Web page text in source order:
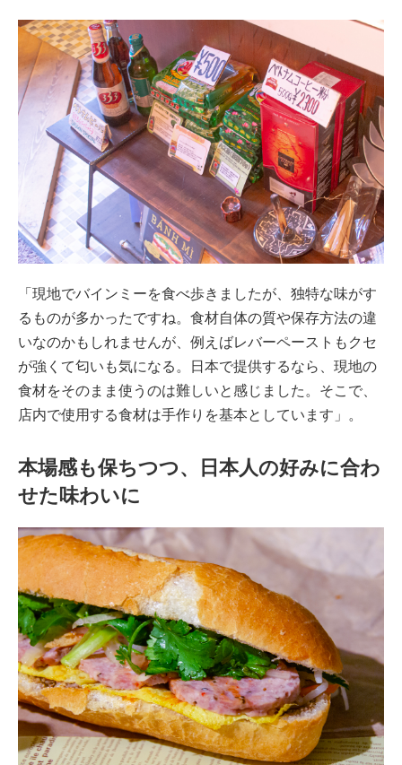
「現地でバインミーを食べ歩きましたが、独特な味がす
るものが多かったですね。食材自体の質や保存方法の違
いなのかもしれませんが、例えばレバーペーストもクセ
が強くて匂いも気になる。日本で提供するなら、現地の
食材をそのまま使うのは難しいと感じました。そこで、
店内で使用する食材は手作りを基本としています」。
本場感も保ちつつ、日本人の好みに合わ
せた味わいに